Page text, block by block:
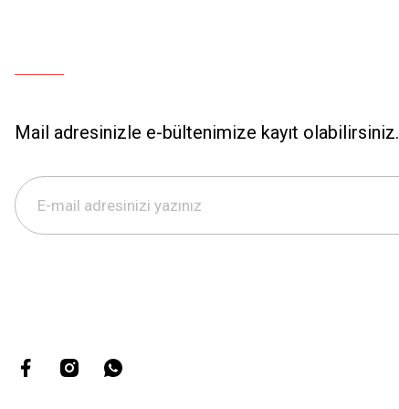
Mail adresinizle e-bültenimize kayıt olabilirsiniz.